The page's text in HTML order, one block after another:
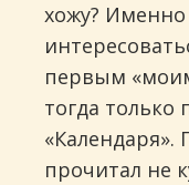
хожу? Именно
первым
тогда
прочитал не